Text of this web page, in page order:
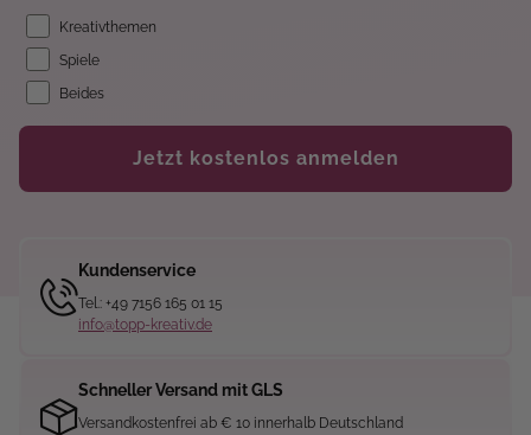
Kreativthemen
Spiele
Beides
Jetzt kostenlos anmelden
Kundenservice
Tel.: +49 7156 165 01 15
info@topp-kreativ.de
Schneller Versand mit GLS
Versandkostenfrei ab € 10 innerhalb Deutschland